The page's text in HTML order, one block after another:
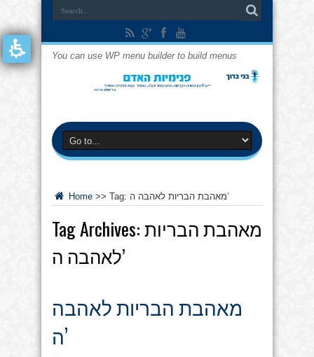
You can use WP menu builder to build menus
Home >> Tag: מאהבת הבריות לאהבה ה’
Tag Archives:מאהבת הבריות
לאהבה ה’
מאהבת הבריות לאהבה
ה’